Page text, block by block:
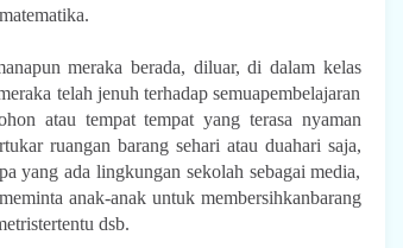
meraka berada, diluar, di dalam kelas
telah jenuh terhadap semuapembelajaran
atau tempat tempat yang terasa nyaman
ruangan barang sehari atau duahari saja,
yang ada lingkungan sekolah sebagai media,
anak-anak untuk membersihkanbarang
dsb.